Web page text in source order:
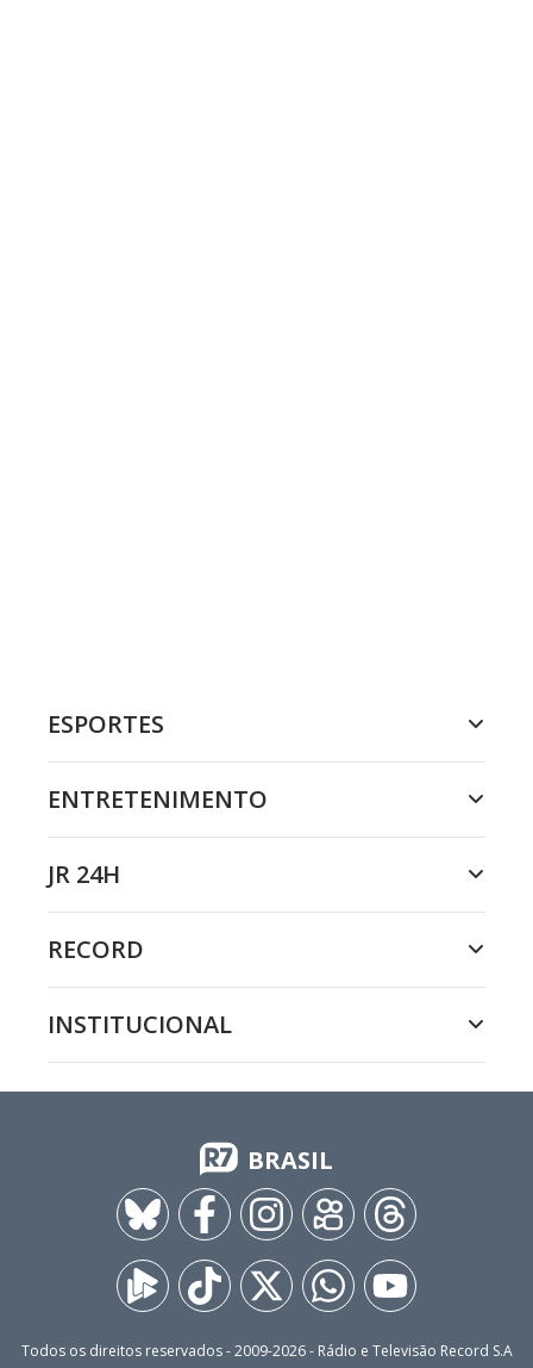
ESPORTES
ENTRETENIMENTO
JR 24H
RECORD
INSTITUCIONAL
BRASIL
Todos os direitos reservados - 2009-2026- Rádio e Televisão Record S.A